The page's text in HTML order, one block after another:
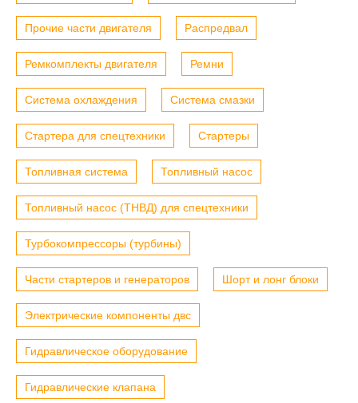
Прочие части двигателя Распредвал
Ремкомплекты двигателя Ремни
Система охлаждения Система смазки
Стартера для спецтехники Стартеры
Топливная система Топливный насос
Топливный насос (ТНВД) для спецтехники
Турбокомпрессоры (турбины)
Части стартеров и генераторов Шорт и лонг блоки
Электрические компоненты двс
Гидравлическое оборудование
Гидравлические клапана